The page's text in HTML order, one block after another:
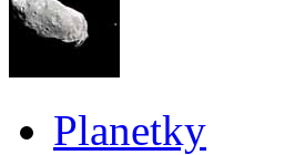
Planetky